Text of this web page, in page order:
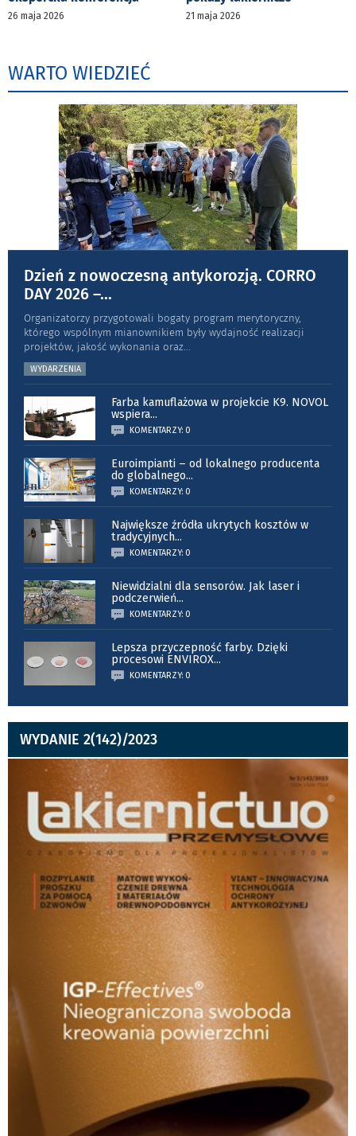
26 maja 2026 21 maja 2026
WARTO WIEDZIEĆ
Dzień z nowoczesną antykorozją. CORRO
DAY 2026 –...
Organizatorzy przygotowali bogaty program merytoryczny,
którego wspólnym mianownikiem były wydajność realizacji
projektów, jakość wykonania oraz...
WYDARZENIA
Farba kamuflażowa w projekcie K9. NOVOL
wspiera...
KOMENTARZY: 0
Euroimpianti – od lokalnego producenta
do globalnego...
KOMENTARZY: 0
Największe źródła ukrytych kosztów w
tradycyjnych...
KOMENTARZY: 0
Niewidzialni dla sensorów. Jak laser i
podczerwień...
KOMENTARZY: 0
Lepsza przyczepność farby. Dzięki
procesowi ENVIROX...
KOMENTARZY: 0
WYDANIE 2(142)/2023